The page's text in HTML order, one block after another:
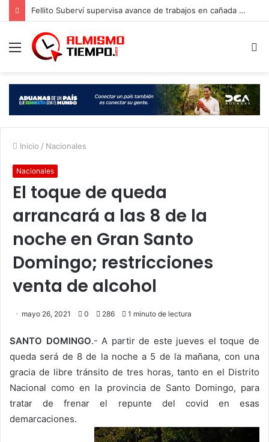
Fellito Suberví supervisa avance de trabajos en cañada Juan Valdez y Los Girasoles en el DN
Menú
Inicio / Nacionales
Nacionales
El toque de queda
arrancará a las 8 de la
noche en Gran Santo
Domingo; restricciones
venta de alcohol
mayo 26, 2021 0 286 1 minuto de lectura
SANTO DOMINGO.- A partir de este jueves el toque de
queda será de 8 de la noche a 5 de la mañana, con una
gracia de libre tránsito de tres horas, tanto en el Distrito
Nacional como en la provincia de Santo Domingo, para
tratar de frenar el repunte del covid en esas
demarcaciones.